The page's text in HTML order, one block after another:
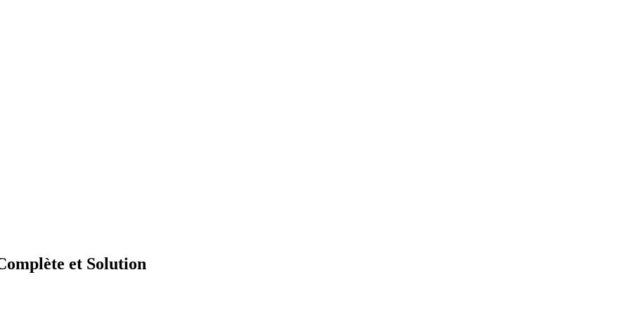
et Solution